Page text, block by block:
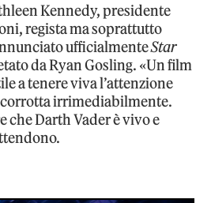
Kennedy, presidente
regista ma soprattutto
ufficialmenteStar
da Ryan Gosling. «Un film
a tenere viva l’attenzione
irrimediabilmente.
che Darth Vader è vivo e